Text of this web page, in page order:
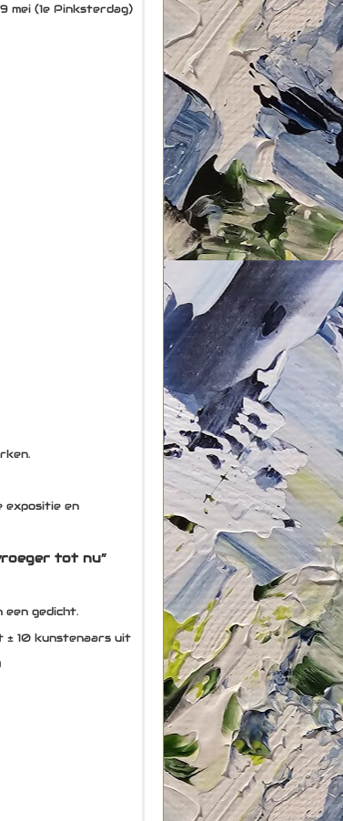
mei (1e Pinksterdag)
expositie en
tot nu”
een gedicht.
± 10 kunstenaars uit